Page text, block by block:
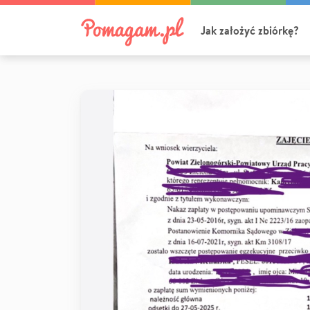
Jak założyć zbiórkę?